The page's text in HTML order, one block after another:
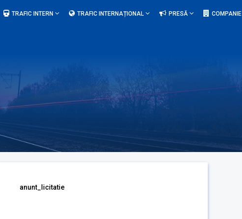
TRAFIC INTERN TRAFIC INTERNAȚIONAL PRESĂ COMPANIE
anunt_licitatie